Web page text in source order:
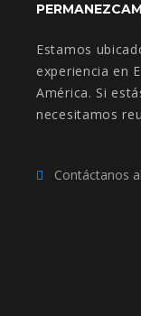
Estamos
experiencia en
América. Si
necesitamos
Contáctanos